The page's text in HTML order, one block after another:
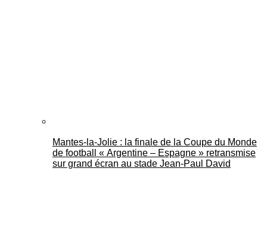
Mantes-la-Jolie : la finale de la Coupe du Monde
de football « Argentine – Espagne » retransmise
sur grand écran au stade Jean-Paul David